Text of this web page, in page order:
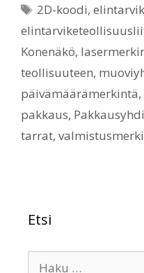
2D-koodi,
Konenäkö,
teollisuuteen,
päivämäärämerkintä,
pakkaus,
tarrat,
Etsi